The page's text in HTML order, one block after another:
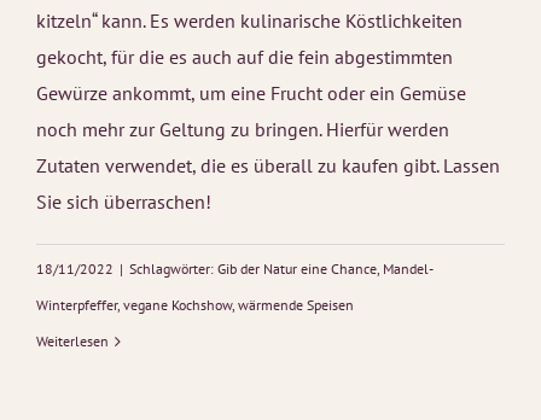
kitzeln“ kann. Es werden kulinarische Köstlichkeiten
gekocht, für die es auch auf die fein abgestimmten
Gewürze ankommt, um eine Frucht oder ein Gemüse
noch mehr zur Geltung zu bringen. Hierfür werden
Zutaten verwendet, die es überall zu kaufen gibt. Lassen
Sie sich überraschen!
18/11/2022 | Schlagwörter: Gib der Natur eine Chance, Mandel-
Winterpfeffer, vegane Kochshow, wärmende Speisen
Weiterlesen